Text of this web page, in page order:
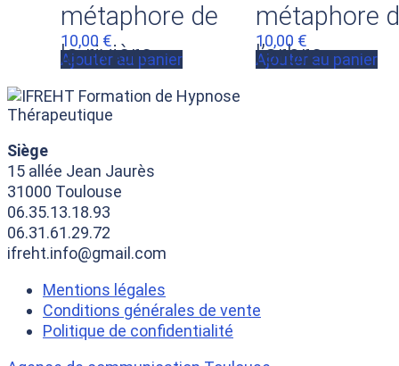
métaphore de
la rivière
10,00 €
Ajouter au panier
métaphore
l’arbre
10,00 €
Ajouter au panier
Siège
15 allée Jean Jaurès
31000 Toulouse
06.35.13.18.93
06.31.61.29.72
ifreht.info@gmail.com
Mentions légales
Conditions générales de vente
Politique de confidentialité